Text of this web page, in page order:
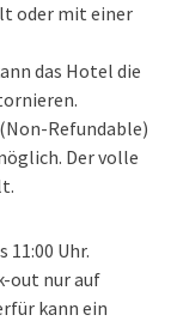
oder mit einer
das Hotel die
Refundable)
Der volle
11:00 Uhr.
out nur auf
kann ein